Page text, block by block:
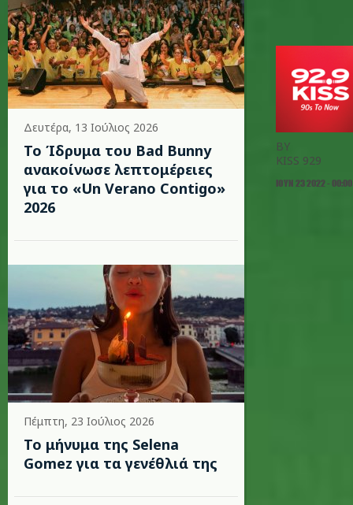
Δευτέρα, 13 Ιούλιος 2026
Το Ίδρυμα του Bad Bunny
ανακοίνωσε λεπτομέρειες
για το «Un Verano Contigo»
2026
Πέμπτη, 23 Ιούλιος 2026
Το μήνυμα της Selena
Gomez για τα γενέθλιά της
BY
KISS 929
ΙΟΥΝ 23 2022 - 00:00